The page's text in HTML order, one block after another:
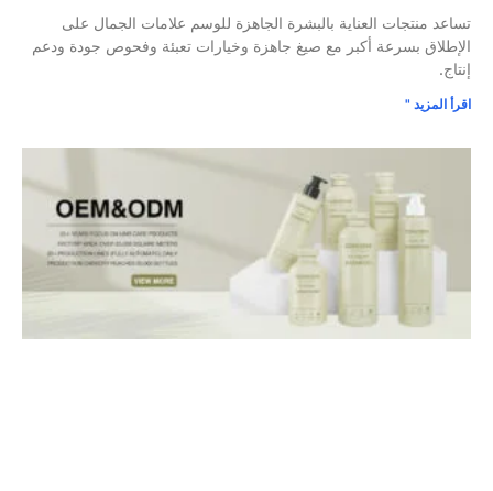
تساعد منتجات العناية بالبشرة الجاهزة للوسم علامات الجمال على
الإطلاق بسرعة أكبر مع صيغ جاهزة وخيارات تعبئة وفحوص جودة ودعم
إنتاج.
اقرأ المزيد "